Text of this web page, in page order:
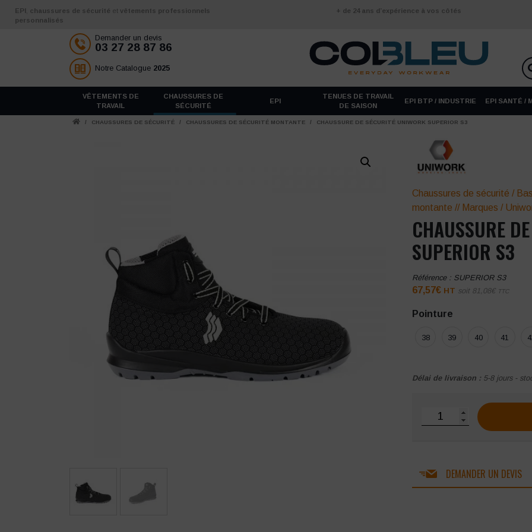
Aller au contenu
EPI chaussures de sécurité et vêtements professionnels
personnalisés
+ de 24 ans d’expérience à vos côtés
Demander un devis
03 27 28 87 86
Notre Catalogue 2025
VÊTEMENTS DE
TRAVAIL
CHAUSSURES DE
SÉCURITÉ
EPI
TENUES DE TRAVAIL
DE SAISON
EPI BTP / INDUSTRIE EPI SANTÉ /
/ CHAUSSURES DE SÉCURITÉ / CHAUSSURES DE SÉCURITÉ MONTANTE / CHAUSSURE DE SÉCURITÉ UNIWORK SUPERIOR S3
Chaussures de sécurité /
montante // Marques /
CHAUSSURE
SUPERIOR S3
Référence : SUPERIOR S3
67,57€ HT soit 81,08€ TTC
Pointure
38 39 40 41
Délai de livraison : 5-8 jours -
quantité de Chaussure
DEMANDER UN DEVIS